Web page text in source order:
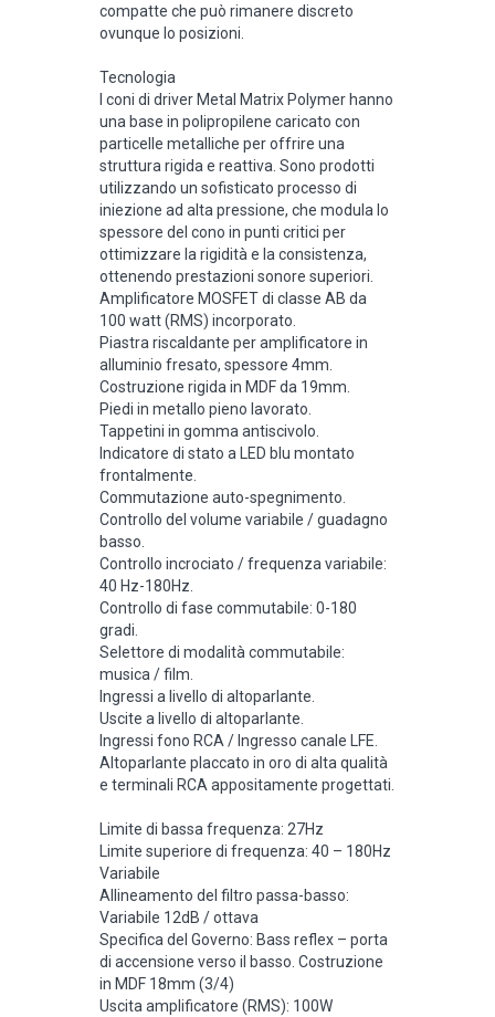
compatte che può rimanere discreto
ovunque lo posizioni.
Tecnologia
I coni di driver Metal Matrix Polymer hanno
una base in polipropilene caricato con
particelle metalliche per offrire una
struttura rigida e reattiva. Sono prodotti
utilizzando un sofisticato processo di
iniezione ad alta pressione, che modula lo
spessore del cono in punti critici per
ottimizzare la rigidità e la consistenza,
ottenendo prestazioni sonore superiori.
Amplificatore MOSFET di classe AB da
100 watt (RMS) incorporato.
Piastra riscaldante per amplificatore in
alluminio fresato, spessore 4mm.
Costruzione rigida in MDF da 19mm.
Piedi in metallo pieno lavorato.
Tappetini in gomma antiscivolo.
Indicatore di stato a LED blu montato
frontalmente.
Commutazione auto-spegnimento.
Controllo del volume variabile / guadagno
basso.
Controllo incrociato / frequenza variabile:
40 Hz-180Hz.
Controllo di fase commutabile: 0-180
gradi.
Selettore di modalità commutabile:
musica / film.
Ingressi a livello di altoparlante.
Uscite a livello di altoparlante.
Ingressi fono RCA / Ingresso canale LFE.
Altoparlante placcato in oro di alta qualità
e terminali RCA appositamente progettati.
Limite di bassa frequenza: 27Hz
Limite superiore di frequenza: 40 – 180Hz
Variabile
Allineamento del filtro passa-basso:
Variabile 12dB / ottava
Specifica del Governo: Bass reflex – porta
di accensione verso il basso. Costruzione
in MDF 18mm (3/4)
Uscita amplificatore (RMS): 100W